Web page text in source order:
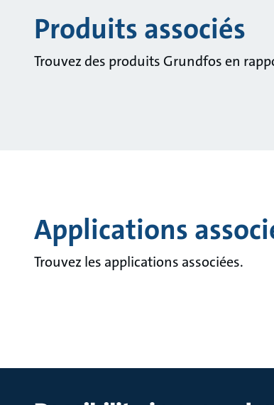
Produits associés
Trouvez des produits Grundfos en
Applications
Trouvez les applications associées.